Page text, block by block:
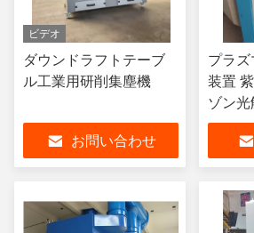
ビデオ
ダウンドラフトテーブ
ル工業用研削集塵機
お問い合わせ
プラ
装置
ゾン光
置